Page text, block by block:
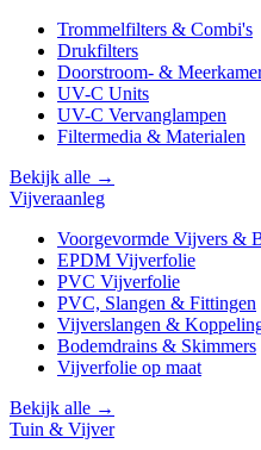
Trommelfilters & Combi's
Drukfilters
Doorstroom- &
UV-C Units
UV-C Vervanglampen
Filtermedia & Materialen
Bekijk alle →
Vijveraanleg
Voorgevormde Vijvers &
EPDM Vijverfolie
PVC Vijverfolie
PVC, Slangen & Fittingen
Vijverslangen &
Bodemdrains & Skimmers
Vijverfolie op maat
Bekijk alle →
Tuin & Vijver